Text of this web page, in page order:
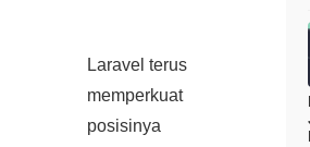
Laravel terus
memperkuat
posisinya